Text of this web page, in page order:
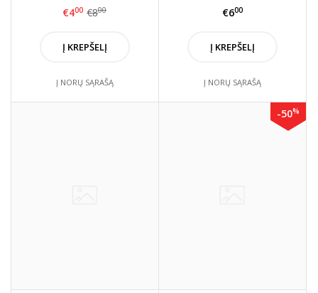
€400 €800
Į KREPŠELĮ
Į NORŲ SĄRAŠĄ
€600
Į KREPŠELĮ
Į NORŲ SĄRAŠĄ
-50%